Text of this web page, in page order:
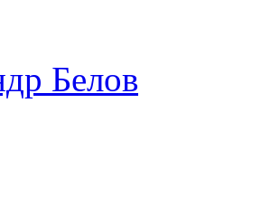
Белов